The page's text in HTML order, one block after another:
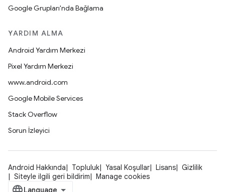
Google Grupları'nda Bağlama
YARDIM ALMA
Android Yardım Merkezi
Pixel Yardım Merkezi
www.android.com
Google Mobile Services
Stack Overflow
Sorun İzleyici
Android Hakkında Topluluk Yasal Koşullar Lisans
Gizlilik
Siteyle ilgili geri bildirim
Manage cookies